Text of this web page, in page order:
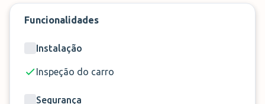
horários inconvenientes ou possíveis atrasos, uma
vez que oferece 4 horas de tolerância no seu
regresso. Sem dúvida, esta é a sua escolha para o
estacionamento no aeroporto do Porto
Funcionalidades
Instalação
Inspeção do carro
Segurança